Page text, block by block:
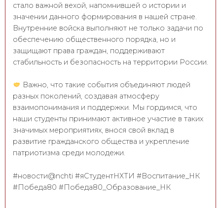
стало важной вехой, напомнившей о истории и
значении данного формирования в нашей стране.
Внутренние войска выполняют не только задачи по
обеспечению общественного порядка, но и
защищают права граждан, поддерживают
стабильность и безопасность на территории России.
Важно, что такие события объединяют людей
разных поколений, создавая атмосферу
взаимопонимания и поддержки. Мы гордимся, что
наши студенты принимают активное участие в таких
значимых мероприятиях, внося свой вклад в
развитие гражданского общества и укрепление
патриотизма среди молодежи.
#новости@nchti #яСтудентНХТИ #Воспитание_НК
#Победа80 #Победа80_Образование_НК